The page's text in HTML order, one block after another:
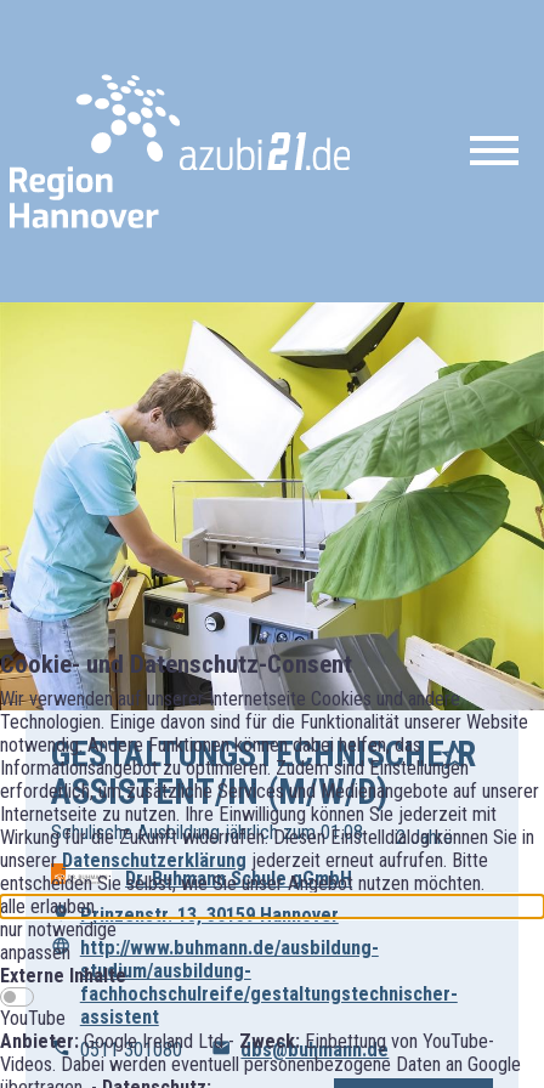
Cookie- und Datenschutz-Consent
Wir verwenden auf unserer Internetseite Cookies und andere
Technologien. Einige davon sind für die Funktionalität unserer Website
notwendig. Andere Funktionen können dabei helfen, das
Informationsangebot zu optimieren. Zudem sind Einstellungen
erforderlich, um zusätzliche Services und Medienangebote auf unserer
Internetseite zu nutzen. Ihre Einwilligung können Sie jederzeit mit
Wirkung für die Zukunft widerrufen. Diesen Einstelldialog können Sie in
unsererDatenschutzerklärung jederzeit erneut aufrufen. Bitte
entscheiden Sie selbst, wie Sie unser Angebot nutzen möchten.
alle erlauben
nur notwendige
anpassen
Externe Inhalte
YouTube
Anbieter:Google Ireland Ltd - Zweck:Einbettung von YouTube-
Videos. Dabei werden eventuell personenbezogene Daten an Google
GESTALTUNGSTECHNISCHE/R
ASSISTENT/IN (M/W/D)
Schulische Ausbildung jährlich zum 01.08.
2 Jahre
Dr. Buhmann Schule gGmbH
Prinzenstr. 13, 30159 Hannover
http://www.buhmann.de/ausbildung-
studium/ausbildung-
fachhochschulreife/gestaltungstechnischer-
assistent
0511 301080
dbs@buhmann.de